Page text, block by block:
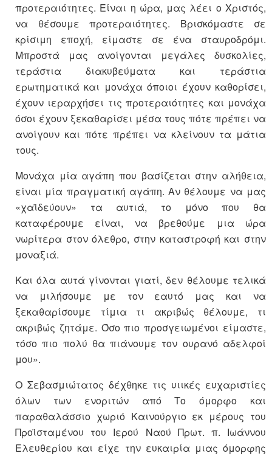
προτεραιότητες. Είναι η ώρα, μας λέει ο Χριστός,
να θέσουμε προτεραιότητες. Βρισκόμαστε σε
κρίσιμη εποχή, είμαστε σε ένα σταυροδρόμι.
Μπροστά μας ανοίγονται μεγάλες δυσκολίες,
τεράστια διακυβεύματα και τεράστια
ερωτηματικά και μονάχα όποιοι έχουν καθορίσει,
έχουν ιεραρχήσει τις προτεραιότητες και μονάχα
όσοι έχουν ξεκαθαρίσει μέσα τους πότε πρέπει να
ανοίγουν και πότε πρέπει να κλείνουν τα μάτια
τους.
Μονάχα μία αγάπη που βασίζεται στην αλήθεια,
είναι μία πραγματική αγάπη. Αν θέλουμε να μας
«χαϊδεύουν» τα αυτιά, το μόνο που θα
καταφέρουμε είναι, να βρεθούμε μια ώρα
νωρίτερα στον όλεθρο, στην καταστροφή και στην
μοναξιά.
Και όλα αυτά γίνονται γιατί, δεν θέλουμε τελικά
να μιλήσουμε με τον εαυτό μας και να
ξεκαθαρίσουμε τίμια τι ακριβώς θέλουμε, τι
ακριβώς ζητάμε. Όσο πιο προσγειωμένοι είμαστε,
τόσο πιο πολύ θα πιάνουμε τον ουρανό αδελφοί
μου».
Ο Σεβασμιώτατος δέχθηκε τις υιικές ευχαριστίες
όλων των ενοριτών από Το όμορφο και
παραθαλάσσιο χωριό Καινούργιο εκ μέρους του
Προϊσταμένου του Ιερού Ναού Πρωτ. π. Ιωάννου
Ελευθερίου και είχε την ευκαιρία μιας όμορφης